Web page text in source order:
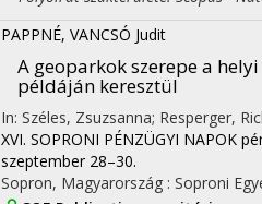
PAPPNÉ, VANCSÓ Judit
A geoparkok szerepe a
példáján keresztül
In: Széles, Zsuzsanna; Resperger,
XVI. SOPRONI PÉNZÜGYI NAPOK
szeptember 28–30.
Sopron, Magyarország : Soproni